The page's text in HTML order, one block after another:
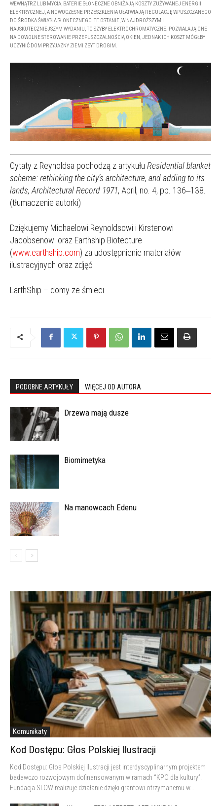
WEWNĄTRZ LUB MYCIA, BATERIE SŁONECZNE OBNIŻAJĄ KOSZTY ZUŻYWANEJ ENERGII
ELEKTRYCZNEJ, A NOWOCZESNE PRZESZKLENIA UŁATWIAJĄ REGULACJĘ WPUSZCZANEGO
DO ŚRODKA ŚWIATŁA SŁONECZNEGO. TE OSTANIE, W NAJDROŻSZYM I
NAJSKUTECZNIEJSZYM WYDANIU, TO SZYBY ELEKTROCHROMATYCZNE. POZWALAJĄ ONE
NA DOWOLNE STEROWANIE PRZEPUSZCZALNOŚCIĄ OKIEN, JEDNAK ICH KOSZT MÓGŁBY
UCZYNIĆ DOM PRZYJAZNY ZIEMI ZBYT DROGIM.
Cytaty z Reynoldsa pochodzą z artykułu Residential blanket
scheme: rethinking the city’s architecture, and adding to its
lands, Architectural Record 1971, April, no. 4, pp. 136‒138.
(tłumaczenie autorki)
Dziękujemy Michaelowi Reynoldsowi i Kirstenowi
Jacobsenowi oraz Earthship Biotecture
(www.earthship.com) za udostępnienie materiałów
ilustracyjnych oraz zdjęć.
EarthShip – domy ze śmieci
PODOBNE ARTYKUŁY WIĘCEJ OD AUTORA
Drzewa mają dusze
Biomimetyka
Na manowcach Edenu
Komunikaty
Kod Dostępu: Głos Polskiej Ilustracji
Kod Dostępu: Głos Polskiej Ilustracji jest interdyscyplinarnym projektem
badawczo rozwojowym dofinansowanym w ramach “KPO dla kultury”.
Fundacja SLOW realizuje działanie dzięki grantowi otrzymanemu w...